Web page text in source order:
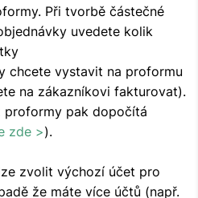
Při tvorbě částečné
uvedete kolik
chcete vystavit na proformu
na zákazníkovi fakturovat).
pak dopočítá
zde >).
zvolit výchozí účet pro
že máte více účtů (např.